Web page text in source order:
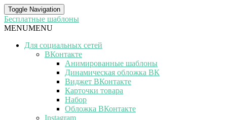
Toggle Navigation
Бесплатные шаблоны
MENUMENU
Для социальных сетей
ВКонтакте
Анимированные шаблоны
Динамическая обложка ВК
Виджет ВКонтакте
Карточки товара
Набор
Обложка ВКонтакте
Instagram